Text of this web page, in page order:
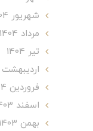
شهریور 1404
مرداد 1404
تير 1404
ارديبهشت 1404
فروردین 1404
اسفند 1403
بهمن 1403